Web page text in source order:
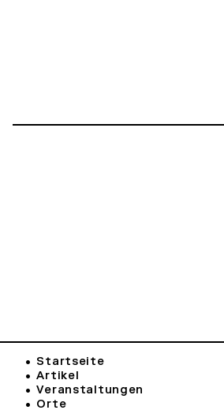
Startseite
Artikel
Veranstaltungen
Orte